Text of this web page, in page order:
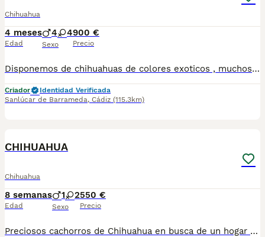
Chihuahua
4 meses
Edad
4 4
Sexo
900 €
Precio
Disponemos de chihuahuas de colores exoticos , muchos tipos de colores Se entregan con vacunas al dia , desparacitados y contrato de garantia ESTAS BUSCANDO UN AMIGO ? LLAMANOS 624 08 20 74 Criados en ambiente familiar🥰
Criador
Identidad Verificada
Sanlúcar de Barrameda, Cádiz (115.3km)
CHIHUAHUA
Chihuahua
8 semanas
Edad
1 2
Sexo
550 €
Precio
Preciosos cachorros de Chihuahua en busca de un hogar lleno de cariño. Criados en ambiente familiar, bien socializados y con todos los cuidados necesarios para garantizar su bienestar. ✔️ Disponibles machos y hembras (según disponibilidad). ✔️ Se entregan desparasitados y con la cartilla veterinaria al día. ✔️ Padres sanos y de excelente carácter. ✔️ Ideales como compañeros por su pequeño tamaño y personalidad cariñosa. Si buscas un nuevo miembro para tu familia y quieres más información, fotos o reservar un cachorro, no dudes en ponerte en contacto. 624 08 20 74